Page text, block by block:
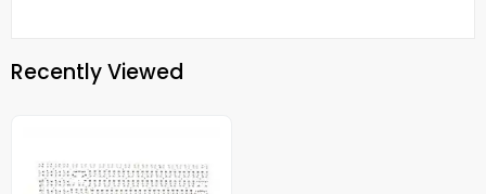
Recently Viewed